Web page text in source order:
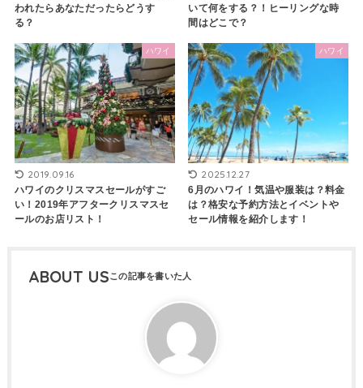
われたらあなただったらどうす
る？
いて何をする？！ヒーリングな時
間はどこで？
ハワイ
2019.09.16
ハワイのクリスマスセールがすご
い！2019年アフタークリスマスセ
ールのお店リスト！
ハワイ
2025.12.27
6月のハワイ！気温や服装は？料金
は？格安な予約方法とイベントや
セール情報を紹介します！
ABOUT US